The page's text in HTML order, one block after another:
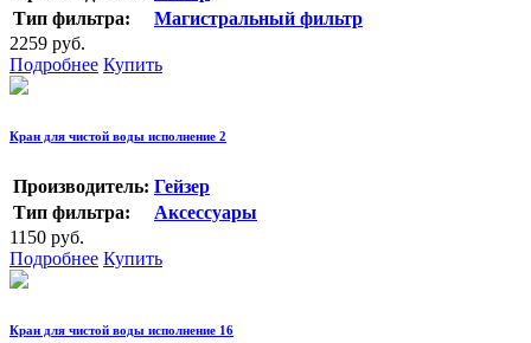
Тип фильтра:
Магистральный фильтр
2259 руб.
Подробнее Купить
Кран для чистой воды исполнение 2
Производитель: Гейзер
Тип фильтра:
Аксессуары
1150 руб.
Подробнее Купить
Кран для чистой воды исполнение 16